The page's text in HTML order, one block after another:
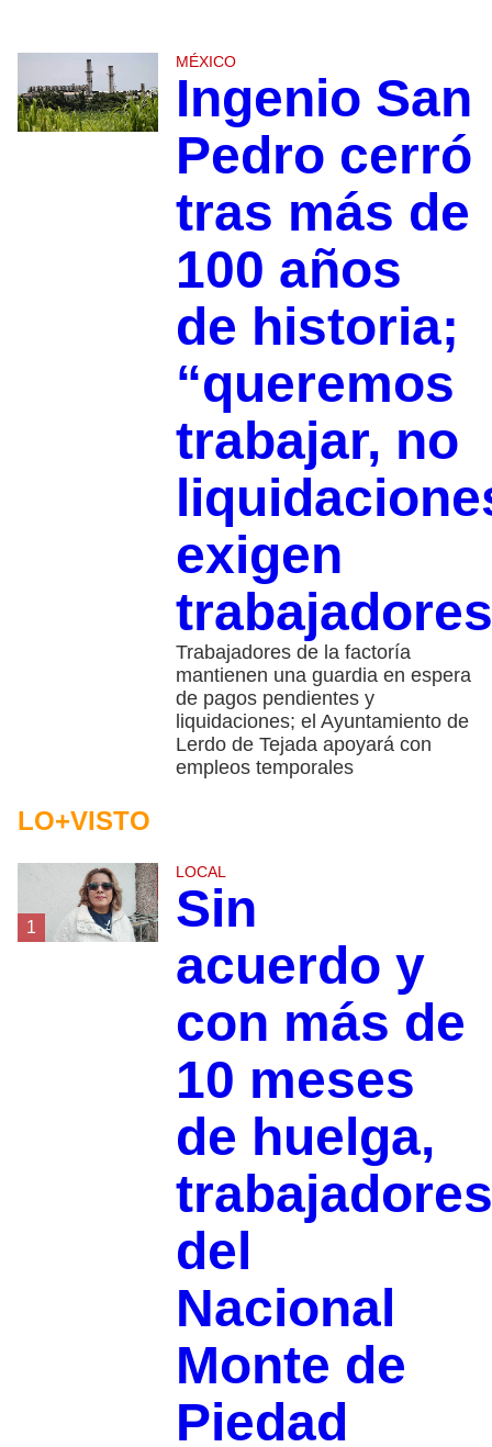
MÉXICO
Ingenio San
Pedro cerró
tras más de
100 años
de historia;
“queremos
trabajar, no
exigen
trabajadores
Trabajadores de la factoría
mantienen una guardia en espera
de pagos pendientes y
liquidaciones; el Ayuntamiento de
Lerdo de Tejada apoyará con
empleos temporales
LO+VISTO
1
LOCAL
Sin
acuerdo y
con más de
10 meses
de huelga,
trabajadores
del
Nacional
Monte de
Piedad